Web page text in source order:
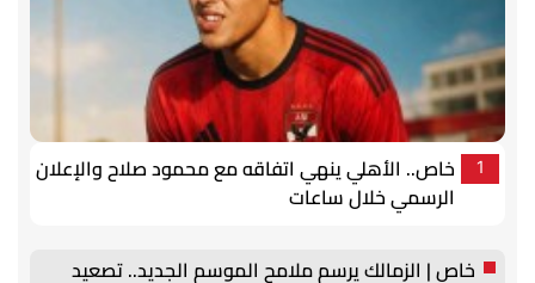
1
خاص.. الأهلي ينهي اتفاقه مع محمود صلاح والإعلان
الرسمي خلال ساعات
خاص | الزمالك يرسم ملامح الموسم الجديد.. تصعيد